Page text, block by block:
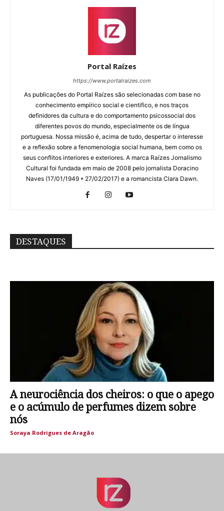
Portal Raízes
https://www.portalraizes.com
As publicações do Portal Raízes são selecionadas com base no
conhecimento empírico social e cientifico, e nos traços
definidores da cultura e do comportamento psicossocial dos
diferentes povos do mundo, especialmente os de língua
portuguesa. Nossa missão é, acima de tudo, despertar o interesse
e a reflexão sobre a fenomenologia social humana, bem como os
seus conflitos interiores e exteriores. A marca Raízes Jornalismo
Cultural foi fundada em maio de 2008 pelo jornalista Doracino
Naves (17/01/1949 * 27/02/2017) e a romancista Clara Dawn.
DESTAQUES
A neurociência dos cheiros: o que o apego
e o acúmulo de perfumes dizem sobre
nós
Soraya Rodrigues de Aragão